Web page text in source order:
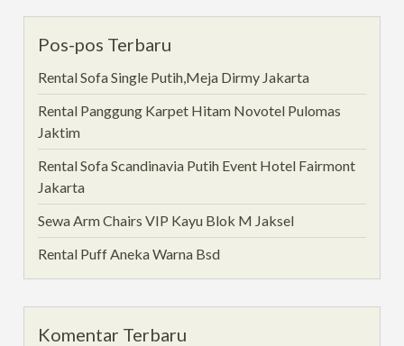
Pos-pos Terbaru
Rental Sofa Single Putih,Meja Dirmy Jakarta
Rental Panggung Karpet Hitam Novotel Pulomas
Jaktim
Rental Sofa Scandinavia Putih Event Hotel Fairmont
Jakarta
Sewa Arm Chairs VIP Kayu Blok M Jaksel
Rental Puff Aneka Warna Bsd
Komentar Terbaru